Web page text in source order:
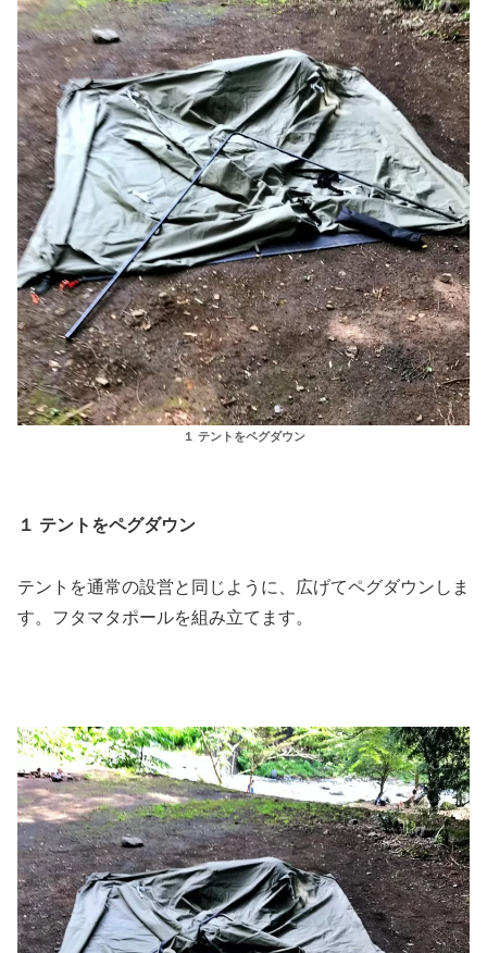
１ テントをペグダウン
１ テントをペグダウン
テントを通常の設営と同じように、広げてペグダウンしま
す。フタマタポールを組み立てます。